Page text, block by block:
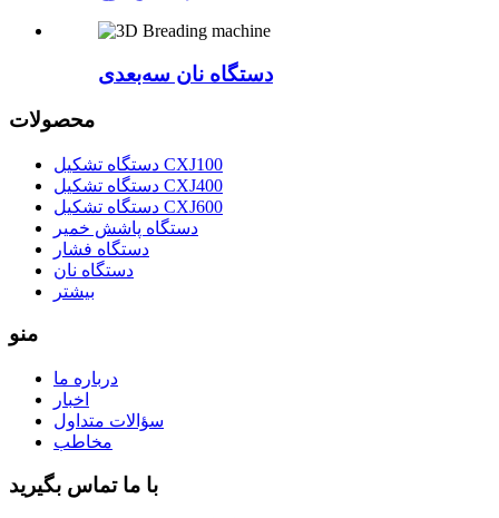
دستگاه نان سه‌بعدی
محصولات
دستگاه تشکیل CXJ100
دستگاه تشکیل CXJ400
دستگاه تشکیل CXJ600
دستگاه پاشش خمیر
دستگاه فشار
دستگاه نان
بیشتر
منو
درباره ما
اخبار
سؤالات متداول
مخاطب
با ما تماس بگیرید